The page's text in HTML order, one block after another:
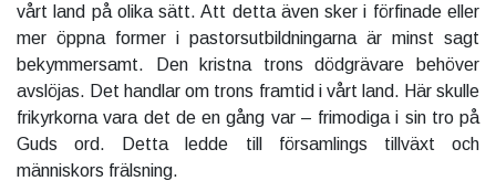
vårt land på olika sätt. Att detta även sker i förfinade eller
mer öppna former i pastorsutbildningarna är minst sagt
bekymmersamt. Den kristna trons dödgrävare behöver
avslöjas. Det handlar om trons framtid i vårt land. Här skulle
frikyrkorna vara det de en gång var – frimodiga i sin tro på
Guds ord. Detta ledde till församlings tillväxt och
människors frälsning.